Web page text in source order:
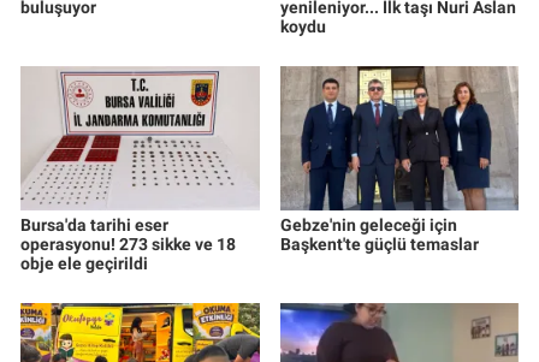
buluşuyor
yenileniyor... İlk taşı Nuri Aslan
koydu
Bursa'da tarihi eser
operasyonu! 273 sikke ve 18
obje ele geçirildi
Gebze'nin geleceği için
Başkent'te güçlü temaslar